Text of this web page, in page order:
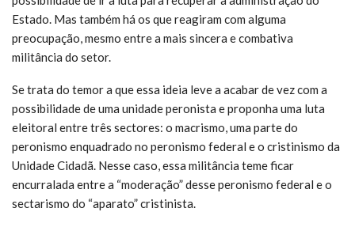
Estado. Mas também há os que reagiram com alguma
preocupação, mesmo entre a mais sincera e combativa
militância do setor.
Se trata do temor a que essa ideia leve a acabar de vez com a
possibilidade de uma unidade peronista e proponha uma luta
eleitoral entre três sectores: o macrismo, uma parte do
peronismo enquadrado no peronismo federal e o cristinismo da
Unidade Cidadã. Nesse caso, essa militância teme ficar
encurralada entre a “moderação” desse peronismo federal e o
sectarismo do “aparato” cristinista.